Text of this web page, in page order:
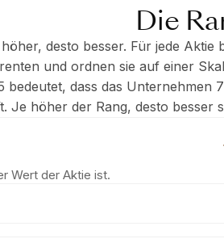
Die
desto besser. Für jede
und ordnen sie auf einer
bedeutet, dass das Unternehmen
Je höher der Rang, desto besser
Wert der Aktie ist.